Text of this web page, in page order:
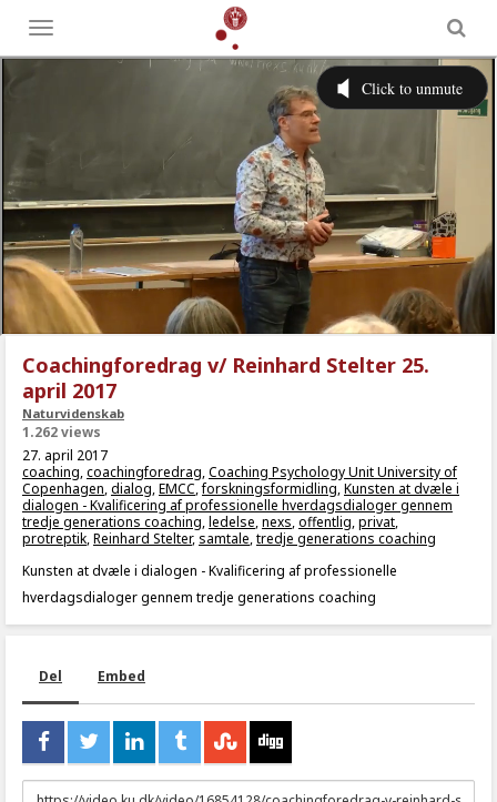
Toggle
menu
Coachingforedrag v/ Reinhard Stelter 25.
april 2017
Naturvidenskab
1.262 views
27. april 2017
coaching,coachingforedrag,Coaching Psychology Unit University of
Copenhagen,dialog,EMCC,forskningsformidling,Kunsten at dvæle i
dialogen - Kvalificering af professionelle hverdagsdialoger gennem
tredje generations coaching,ledelse,nexs,offentlig,privat,
protreptik,Reinhard Stelter, samtale,tredje generations coaching
Kunsten at dvæle i dialogen - Kvalificering af professionelle
hverdagsdialoger gennem tredje generations coaching
Del Embed
URL